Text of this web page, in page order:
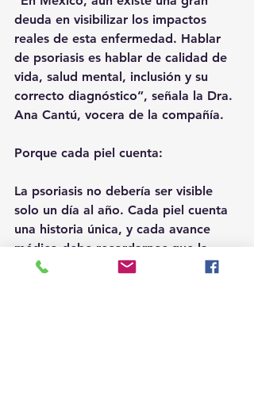
deuda en visibilizar los impactos
reales de esta enfermedad. Hablar
de psoriasis es hablar de calidad de
vida, salud mental, inclusión y su
correcto diagnóstico”, señala la Dra.
Ana Cantú, vocera de la compañía.
Porque cada piel cuenta:
La psoriasis no debería ser visible
solo un día al año. Cada piel cuenta
una historia única, y cada avance
médico debe recordarnos que la
ciencia y la empatía deben caminar